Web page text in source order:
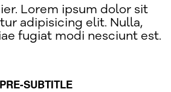
Lorem ipsum dolor sit
adipisicing elit. Nulla,
fugiat modi nesciunt est.
PRE-SUBTITLE